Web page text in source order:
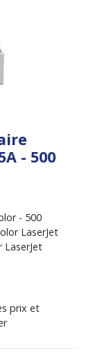
- 500
- 500
LaserJet
LaserJet
prix et